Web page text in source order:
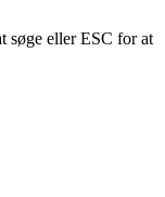
søge eller ESC for at